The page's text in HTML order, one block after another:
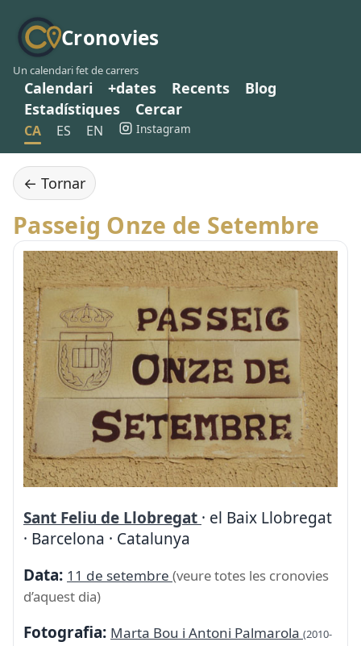
Cronovies
Un calendari fet de carrers
Calendari +dates Recents
Blog
Estadístiques
Cercar
CA ES EN Instagram
← Tornar
Passeig Onze de Setembre
Sant Feliu de Llobregat · el Baix Llobregat
· Barcelona · Catalunya
Data: 11 de setembre (veure totes les cronovies
d’aquest dia)
Fotografia: Marta Bou i Antoni Palmarola (2010-